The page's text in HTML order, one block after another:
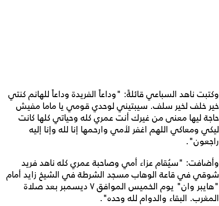
وكتبت ناهد السباعي قائلةً: "وداعاً الفريدة وداعاً للهانم كنتي
خير خلف لخير سلف. سيبتيني لوحدي قومي يا ماما مفيش
حاجة ليها معنى من غيرك أنت عمري كله وحياتي كلها كانت
ليكي ومعاكي اللهم اغفر لأمي وارحمها إنا لله وإنا إليه
راجعون".
وأضافت: "سيُقام عزاء أمي وصاحبة عمري كله ناهد فريد
شوقي في قاعة الوهاب مسجد الشرطة في الشيخ زايد أمام
"هايبر وان" يوم الخميس الموافق ٧ ديسمبر بعد صلاة
المغرب. البقاء والدوام لله وحده".